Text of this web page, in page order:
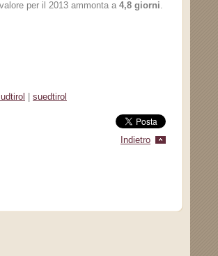
per il 2013 ammonta a 4,8 giorni
suedtirol
Indietro